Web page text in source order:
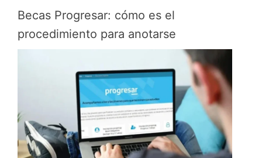
Becas Progresar: cómo es el
procedimiento para anotarse